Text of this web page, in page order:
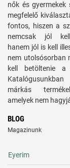
nők és gyermekek
megfelelő
fontos, hiszen a
nemcsak jól
hanem jól is kell
nem utolsósorban
kell betöltenie a
márkás
amelyek nem
BLOG
Magazinunk
Eyerim